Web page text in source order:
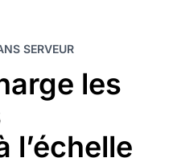
SERVEUR
les
l’échelle